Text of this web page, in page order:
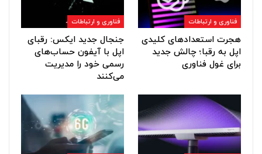
فناوری و ارتباطات
هجرت استعدادهای کلیدی
اپل به رقبا؛ چالش جدید
برای غول فناوری
فناوری و ارتباطات
جنجال جدید ایکس: رقبای
اپل با آیفون حساب‌های
رسمی خود را مدیریت
می‌کنند